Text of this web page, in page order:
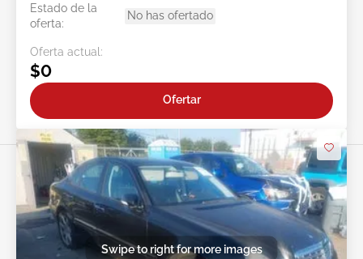
Estado de la
oferta:
No has ofertado
Oferta actual:
$0
Ofertar
Swipe to right for more images